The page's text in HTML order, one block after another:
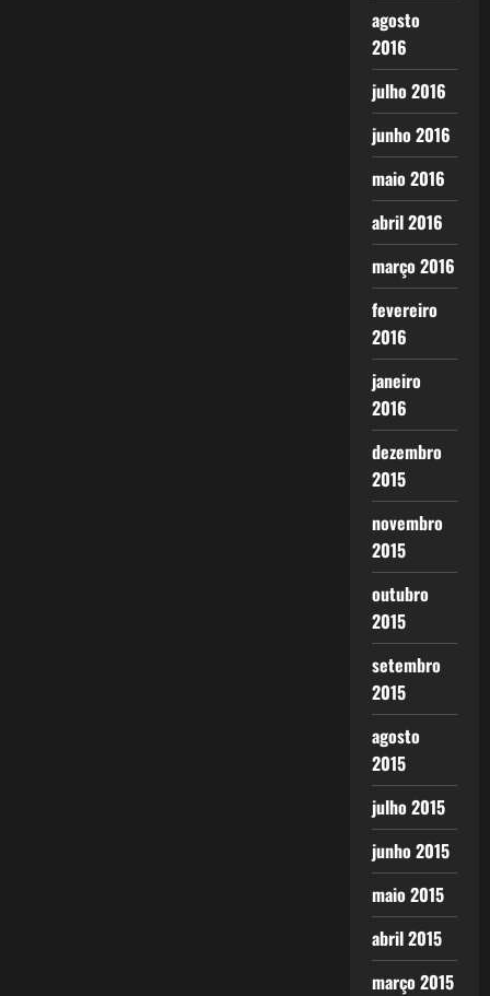
agosto
2016
julho 2016
junho 2016
maio 2016
abril 2016
março 2016
fevereiro
2016
janeiro
2016
dezembro
2015
novembro
2015
outubro
2015
setembro
2015
agosto
2015
julho 2015
junho 2015
maio 2015
abril 2015
março 2015